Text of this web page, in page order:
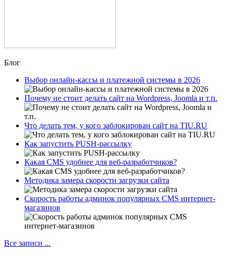
Блог
Выбор онлайн-кассы и платежной системы в 2026
Почему не стоит делать сайт на Wordpress, Joomla и т.п.
Что делать тем, у кого заблокирован сайт на TIU.RU
Как запустить PUSH-рассылку
Какая CMS удобнее для веб-разработчиков?
Методика замера скорости загрузки сайта
Скорость работы админок популярных CMS интернет-
магазинов
Все записи ...